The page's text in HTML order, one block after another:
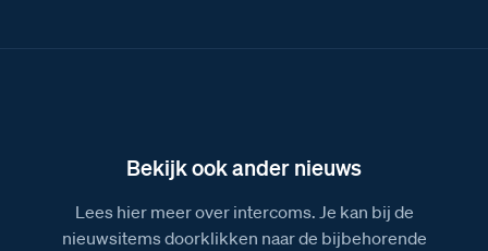
Bekijk ook ander nieuws
Lees hier meer over intercoms. Je kan bij de
nieuwsitems doorklikken naar de bijbehorende